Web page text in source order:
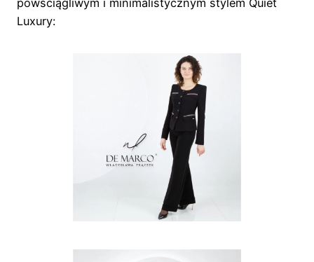
powściągliwym i minimalistycznym stylem Quiet
Luxury: